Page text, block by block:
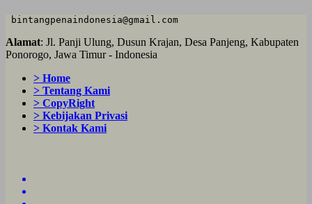
bintangpenaindonesia@gmail.com
Alamat: Jl. Panji Ulung, Dusun Krajan, Desa Panjeng, Kabupaten
Ponorogo, Jawa Timur - Indonesia
> Home
> Tentang Kami
> CopyRight
> Kebijakan Privasi
> Kontak Kami